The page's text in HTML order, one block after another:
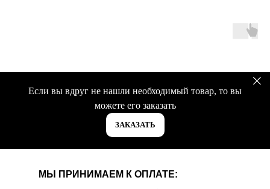
Если вы вдруг не нашли необходимый товар, то вы
можете его заказать
ЗАКАЗАТЬ
МЫ ПРИНИМАЕМ К ОПЛАТЕ: